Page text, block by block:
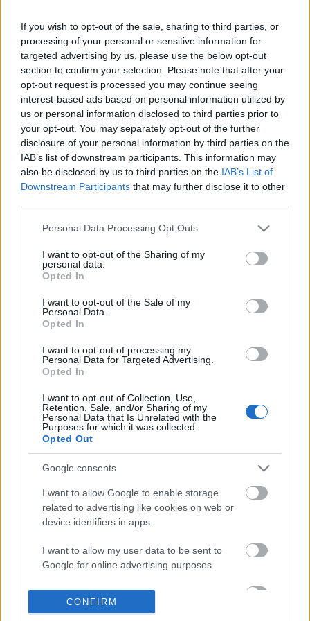
If you wish to opt-out of the sale, sharing to third parties, or
processing of your personal or sensitive information for
targeted advertising by us, please use the below opt-out
section to confirm your selection. Please note that after your
opt-out request is processed you may continue seeing
interest-based ads based on personal information utilized by
us or personal information disclosed to third parties prior to
your opt-out. You may separately opt-out of the further
disclosure of your personal information by third parties on the
IAB’s list of downstream participants. This information may
also be disclosed by us to third parties on the IAB’s List of
Downstream Participants that may further disclose it to other
Please note that this website/app uses one or more Google
not limited to your visit or usage behaviour. You may click to
grant or deny consent to Google and its third-party tags to
use your data for below specified purposes in below Google
consent section.
Personal Data Processing Opt Outs
I want to opt-out of the Sharing of my
personal data.
Opted In
I want to opt-out of the Sale of my
Personal Data.
Opted In
I want to opt-out of processing my
Personal Data for Targeted Advertising.
Opted In
I want to opt-out of Collection, Use,
Retention, Sale, and/or Sharing of my
Personal Data that Is Unrelated with the
Purposes for which it was collected.
Opted Out
Google consents
I want to allow Google to enable storage
related to advertising like cookies on web or
device identifiers in apps.
I want to allow my user data to be sent to
Google for online advertising purposes.
I want to allow Google to send me
personalized advertising.
CONFIRM
εμπειρία με άρωμα… θάλασσας!
Χριστίνα Καλαμπακτασώτη
10 Απριλίου 2025, 7:00
ιδανική πρόταση για μια αυθεντική γευστική
Αίγινας, στην παραλία της Παναγίτσας, το υπέροχο
περιβάλλον του εστιατορίου
απέραντο γαλάζιο είναι έτοιμο να σας μυήσει σε μια
γευστική απόλαυση που θα σας μείνει αξέχαστη!
Η διακόσμηση του εστιατορίου είναι προσεκτικά
επιλεγμένη για να εναρμονίζεται πλήρως με τη
νησιώτικη διάθεση που το περιβάλλει. Η
μία παρείστικη έξοδο και στιγμές χαλάρωσης κατά
μήκος της παραλίας.
Δείτε περισσότερα στοYouweekly.gr